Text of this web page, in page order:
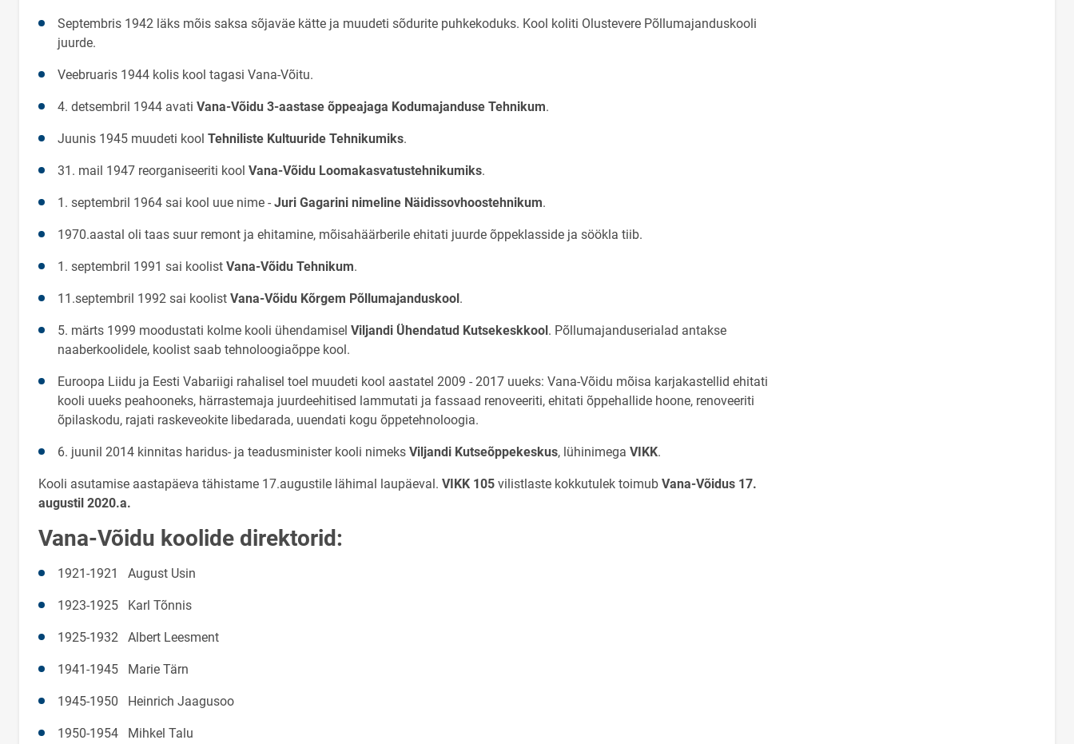
Septembris 1942 läks mõis saksa sõjaväe kätte ja muudeti sõdurite puhkekoduks. Kool koliti Olustevere Põllumajanduskooli
juurde.
Veebruaris 1944 kolis kool tagasi Vana-Võitu.
4. detsembril 1944 avati Vana-Võidu 3-aastase õppeajaga Kodumajanduse Tehnikum.
Juunis 1945 muudeti kool Tehniliste Kultuuride Tehnikumiks.
31. mail 1947 reorganiseeriti kool Vana-Võidu Loomakasvatustehnikumiks.
1. septembril 1964 sai kool uue nime - Juri Gagarini nimeline Näidissovhoostehnikum.
1970.aastal oli taas suur remont ja ehitamine, mõisahäärberile ehitati juurde õppeklasside ja söökla tiib.
1. septembril 1991 sai koolist Vana-Võidu Tehnikum.
11.septembril 1992 sai koolist Vana-Võidu Kõrgem Põllumajanduskool.
5. märts 1999 moodustati kolme kooli ühendamisel Viljandi Ühendatud Kutsekeskkool. Põllumajanduserialad antakse
naaberkoolidele, koolist saab tehnoloogiaõppe kool.
Euroopa Liidu ja Eesti Vabariigi rahalisel toel muudeti kool aastatel 2009 - 2017 uueks: Vana-Võidu mõisa karjakastellid ehitati
kooli uueks peahooneks, härrastemaja juurdeehitised lammutati ja fassaad renoveeriti, ehitati õppehallide hoone, renoveeriti
õpilaskodu, rajati raskeveokite libedarada, uuendati kogu õppetehnoloogia.
6. juunil 2014 kinnitas haridus- ja teadusminister kooli nimeks Viljandi Kutseõppekeskus, lühinimega VIKK.
Kooli asutamise aastapäeva tähistame 17.augustile lähimal laupäeval. VIKK 105 vilistlaste kokkutulek toimub Vana-Võidus 17.
augustil 2020.a.
Vana-Võidu koolide direktorid:
1921-1921 August Usin
1923-1925 Karl Tõnnis
1925-1932 Albert Leesment
1941-1945 Marie Tärn
1945-1950 Heinrich Jaagusoo
1950-1954 Mihkel Talu